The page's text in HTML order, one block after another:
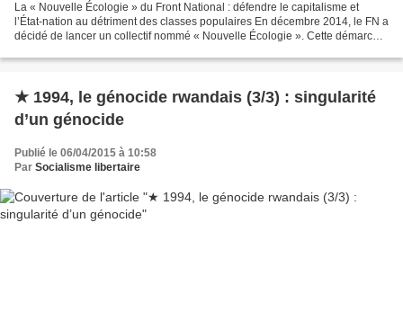
La « Nouvelle Écologie » du Front National : défendre le capitalisme et
l’État-nation au détriment des classes populaires En décembre 2014, le FN a
décidé de lancer un collectif nommé « Nouvelle Écologie ». Cette démarche
★ 1994, le génocide rwandais (3/3) : singularité
d’un génocide
Publié le 06/04/2015 à 10:58
Par Socialisme libertaire